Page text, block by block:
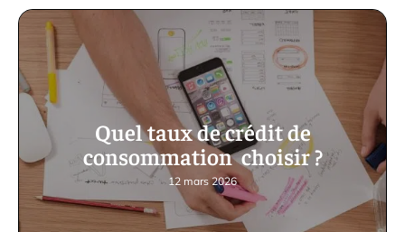
Quel taux de crédit de
consommation choisir ?
12 mars 2026